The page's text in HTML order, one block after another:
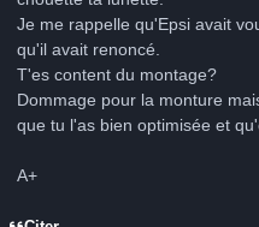
Je me rappelle qu'Epsi avait
qu'il avait renoncé.
T'es content du montage?
Dommage pour la monture
que tu l'as bien optimisée et
A+